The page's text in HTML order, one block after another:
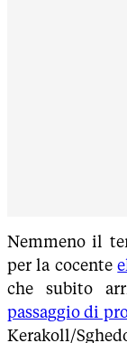
Nemmeno il
per la cocente
che subito
passaggio di
Kerakoll/